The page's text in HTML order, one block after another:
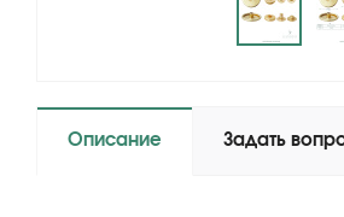
Описание Задать